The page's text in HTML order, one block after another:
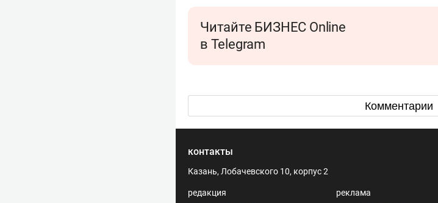
Читайте БИЗНЕС Online
в Telegram
Комментарии
контакты
Казань, Лобачевского 10, корпус 2
редакция
реклама